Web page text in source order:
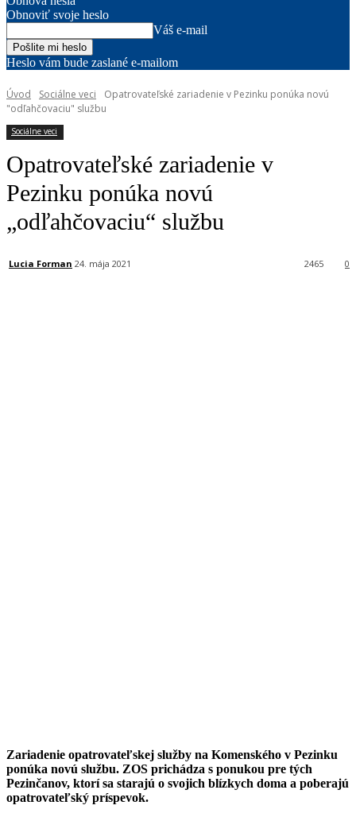
Obnoviť svoje heslo
Váš e-mail
Heslo vám bude zaslané e-mailom
Úvod Sociálne veci
Opatrovateľské zariadenie v Pezinku ponúka novú
"odľahčovaciu" službu
Sociálne veci
Opatrovateľské zariadenie v
Pezinku ponúka novú
„odľahčovaciu“ službu
Lucia Forman 24. mája 2021 0
2465
Zariadenie opatrovateľskej služby na Komenského v Pezinku
ponúka novú službu. ZOS prichádza s ponukou pre tých
Pezinčanov, ktorí sa starajú o svojich blízkych doma a poberajú
opatrovateľský príspevok.